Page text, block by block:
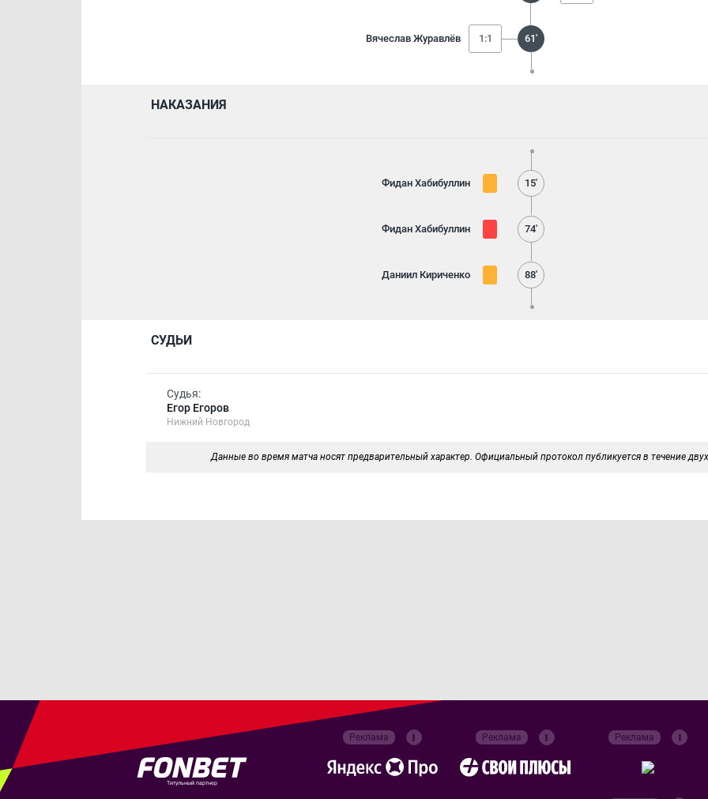
Вячеслав Журавлёв 1:1 61'
НАКАЗАНИЯ
Фидан Хабибуллин 15'
Фидан Хабибуллин 74'
Даниил Кириченко 88'
СУДЬИ
Судья:
Егор Егоров
Нижний Новгород
Данные во время матча носят предварительный характер. Официальный протокол публикуется в течение
Титульный партнер
Реклама Реклама Реклама